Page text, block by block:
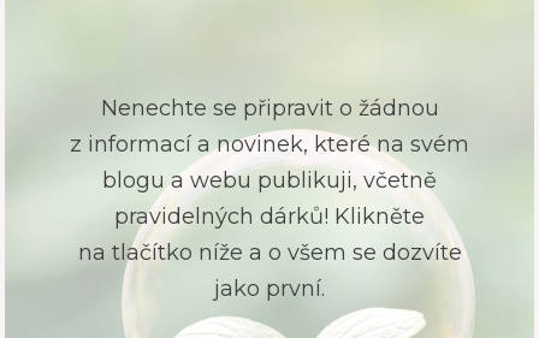
Nenechte se připravit o žádnou
z informací a novinek, které na svém
blogu a webu publikuji, včetně
pravidelných dárků! Klikněte
na tlačítko níže a o všem se dozvíte
jako první.